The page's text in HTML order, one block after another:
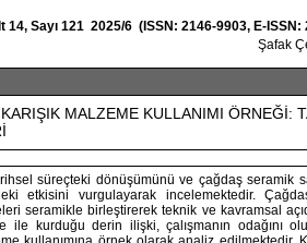
14, Sayı 121 2025/6 (ISSN: 2146-9903, E-ISSN:
Şafak
MALZEME KULLANIMI ÖRNEĞİ:
süreçteki dönüşümünü ve çağdaş seramik
etkisini vurgulayarak incelemektedir.
seramikle birleştirerek teknik ve kavramsal
kurduğu derin ilişki, çalışmanın odağını